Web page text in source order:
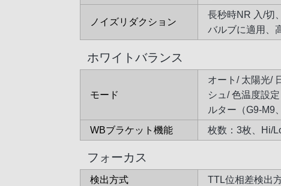
ノイズリダクション
長秒時NR 入/切
バルブに適用、
ホワイトバランス
モード
オート/ 太陽光/
シュ/ 色温度設
ルター（G9-M9
WBブラケット機能
枚数：3枚、Hi/
フォーカス
検出方式
TTL位相差検出